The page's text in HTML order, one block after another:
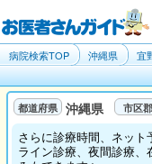
病院検索TOP 沖縄県 宜
沖縄県
さらに診療時間、ネッ
ライン診療、夜間診療